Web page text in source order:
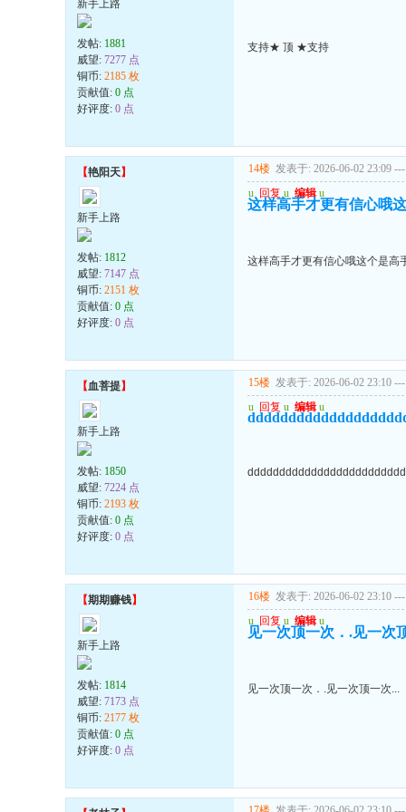
新手上路
发帖: 1881
威望: 7277 点
铜币: 2185 枚
贡献值: 0 点
好评度: 0 点
支持★ 顶 ★支持
【艳阳天】
新手上路
发帖: 1812
威望: 7147 点
铜币: 2151 枚
贡献值: 0 点
好评度: 0 点
14楼 发表于: 2026-06-02 23:09 ---
u 回复 u 编辑 u
这样高手才更有信心哦
这样高手才更有信心哦这个是高
【血菩提】
新手上路
发帖: 1850
威望: 7224 点
铜币: 2193 枚
贡献值: 0 点
好评度: 0 点
15楼 发表于: 2026-06-02 23:10 ---
u 回复 u 编辑 u
ddddddddddddddddddddddddd
【期期赚钱】
新手上路
发帖: 1814
威望: 7173 点
铜币: 2177 枚
贡献值: 0 点
好评度: 0 点
16楼 发表于: 2026-06-02 23:10 ---
u 回复 u 编辑 u
见一次顶一次．.见一次
见一次顶一次．.见一次顶一次...